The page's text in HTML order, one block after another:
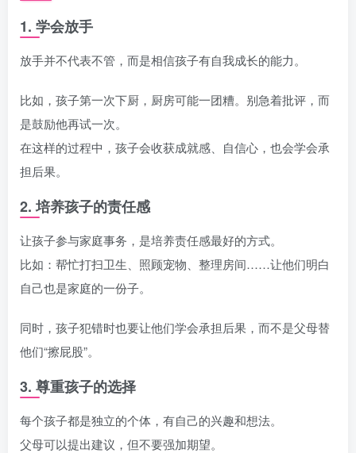
1. 学会放手
放手并不代表不管，而是相信孩子有自我成长的能力。
比如，孩子第一次下厨，厨房可能一团糟。别急着批评，而
是鼓励他再试一次。
在这样的过程中，孩子会收获成就感、自信心，也会学会承
担后果。
2. 培养孩子的责任感
让孩子参与家庭事务，是培养责任感最好的方式。
比如：帮忙打扫卫生、照顾宠物、整理房间……让他们明白
自己也是家庭的一份子。
同时，孩子犯错时也要让他们学会承担后果，而不是父母替
他们“擦屁股”。
3. 尊重孩子的选择
每个孩子都是独立的个体，有自己的兴趣和想法。
父母可以提出建议，但不要强加期望。